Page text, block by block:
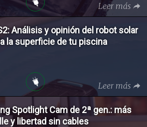
Leer más
Análisis y opinión del robot solar
la superficie de tu piscina
Leer más
Spotlight Cam de 2ª gen.: más
y libertad sin cables